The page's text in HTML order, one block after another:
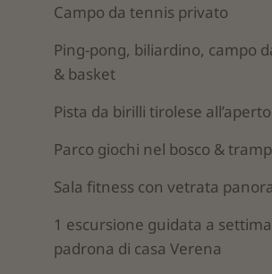
Campo da tennis privato
Ping-pong, biliardino, campo
& basket
Pista da birilli tirolese
Parco giochi nel bosco &
Sala fitness con vetrata
1 escursione guidata a
padrona di casa Verena